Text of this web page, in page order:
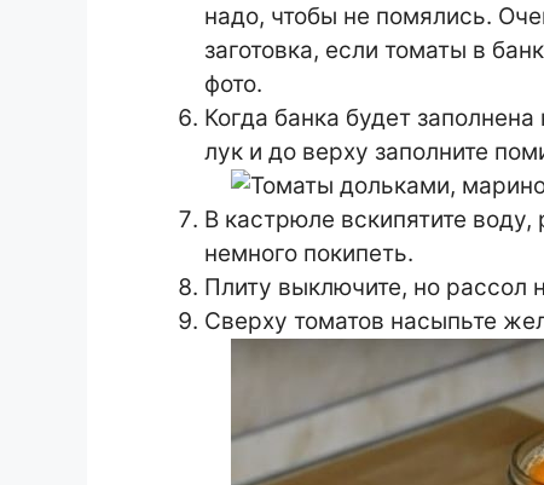
надо, чтобы не помялись.
заготовка, если томаты в
фото.
Когда банка будет
лук и до верху заполните
В кастрюле вскипятите
немного покипеть.
Плиту выключите, но рассол
Сверху томатов насыпьте